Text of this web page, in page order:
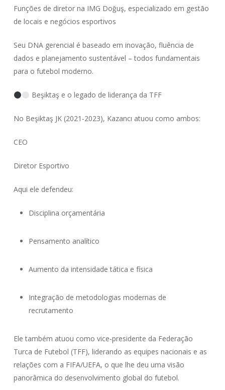
Funções de diretor na IMG Doğuş, especializado em gestão
de locais e negócios esportivos
Seu DNA gerencial é baseado em inovação, fluência de
dados e planejamento sustentável – todos fundamentais
para o futebol moderno.
Beşiktaş e o legado de liderança da TFF
No Beşiktaş JK (2021-2023), Kazancı atuou como ambos:
CEO
Diretor Esportivo
Aqui ele defendeu:
Disciplina orçamentária
Pensamento analítico
Aumento da intensidade tática e física
Integração de metodologias modernas de
recrutamento
Ele também atuou como vice-presidente da Federação
Turca de Futebol (TFF), liderando as equipes nacionais e as
relações com a FIFA/UEFA, o que lhe deu uma visão
panorâmica do desenvolvimento global do futebol.